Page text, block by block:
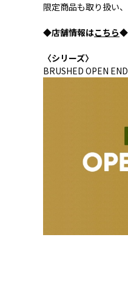
限定商品も取り扱い
◆店舗情報はこちら◆
〈シリーズ〉
BRUSHED OPEN